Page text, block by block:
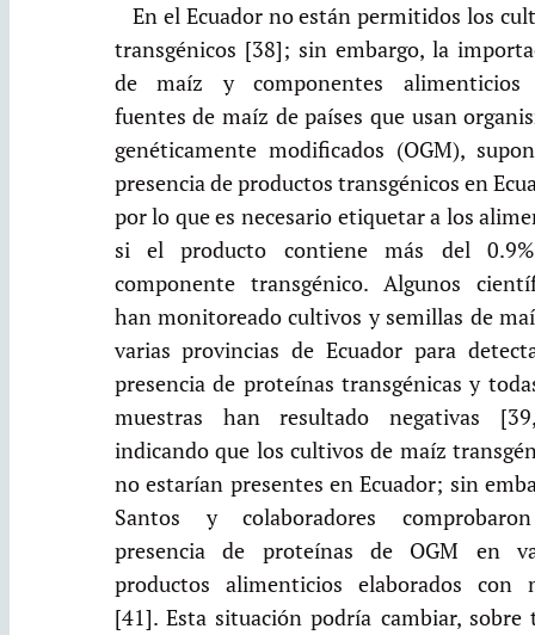
En el Ecuador no están permitidos los
transgénicos [38]; sin embargo, la
de maíz y componentes alimenticios
fuentes de maíz de países que usan
genéticamente modificados (OGM),
presencia de productos transgénicos en
por lo que es necesario etiquetar a los
si el producto contiene más del
componente transgénico. Algunos
han monitoreado cultivos y semillas de
varias provincias de Ecuador para
presencia de proteínas transgénicas y
muestras han resultado negativas
indicando que los cultivos de maíz
no estarían presentes en Ecuador; sin
Santos y colaboradores
presencia de proteínas de OGM en
productos alimenticios elaborados con
[41]. Esta situación podría cambiar, sobre